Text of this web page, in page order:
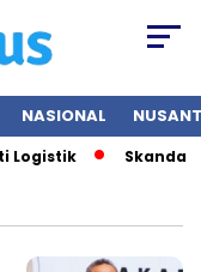
NASIONAL
Logistik Skandal